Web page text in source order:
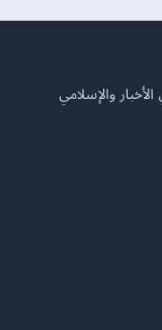
الأخبار والإسلامي